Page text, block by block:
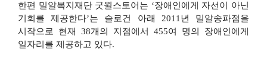
한편 밀알복지재단 굿윌스토어는 ‘장애인에게 자선이 아닌
기회를 제공한다’는 슬로건 아래 2011 년 밀알송파점을
시작으로 현재 38개의 지점에서 455여 명의 장애인에게
일자리를 제공하고 있다.